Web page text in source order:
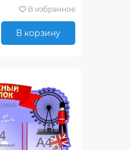
В избранное
В корзину